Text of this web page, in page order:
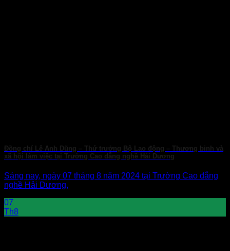
Đồng chí Lê Anh Dũng – Thứ trưởng Bộ Lao động – Thương binh và
xã hội làm việc tại Trường Cao đẳng nghề Hải Dương
Sáng nay, ngày 07 tháng 8 năm 2024 tại Trường Cao đẳng
nghề Hải Dương,
07
Th8